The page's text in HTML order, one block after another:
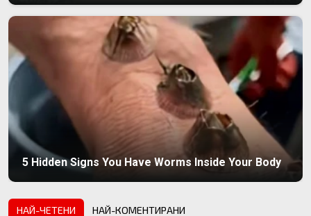
5 Hidden Signs You Have Worms Inside Your Body
НАЙ-ЧЕТЕНИ НАЙ-КОМЕНТИРАНИ